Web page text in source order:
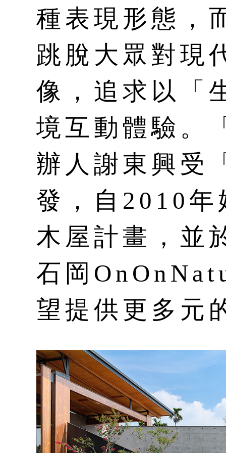
種表現形態，
跳脫大眾對現
像，追求以「
境互動體驗。
辦人謝東興受
發，自2010
木屋計畫，並
石岡
望提供更多元